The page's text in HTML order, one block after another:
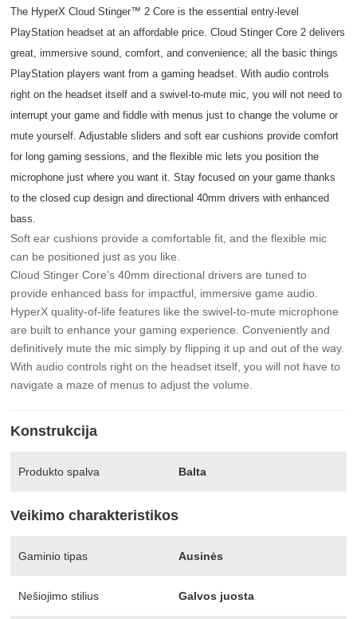
The HyperX Cloud Stinger™ 2 Core is the essential entry-level
PlayStation headset at an affordable price. Cloud Stinger Core 2 delivers
great, immersive sound, comfort, and convenience; all the basic things
PlayStation players want from a gaming headset. With audio controls
right on the headset itself and a swivel-to-mute mic, you will not need to
interrupt your game and fiddle with menus just to change the volume or
mute yourself. Adjustable sliders and soft ear cushions provide comfort
for long gaming sessions, and the flexible mic lets you position the
microphone just where you want it. Stay focused on your game thanks
to the closed cup design and directional 40mm drivers with enhanced
bass.
Soft ear cushions provide a comfortable fit, and the flexible mic
can be positioned just as you like.
Cloud Stinger Core’s 40mm directional drivers are tuned to
provide enhanced bass for impactful, immersive game audio.
HyperX quality-of-life features like the swivel-to-mute microphone
are built to enhance your gaming experience. Conveniently and
definitively mute the mic simply by flipping it up and out of the way.
With audio controls right on the headset itself, you will not have to
navigate a maze of menus to adjust the volume.
Konstrukcija
Produkto spalva Balta
Veikimo charakteristikos
Gaminio tipas Ausinės
Nešiojimo stilius Galvos juosta